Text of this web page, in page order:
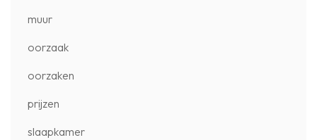
muur
oorzaak
oorzaken
prijzen
slaapkamer